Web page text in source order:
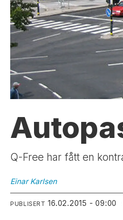
Q-Free har fått en
Einar Karlsen
PUBLISERT 16.02.2015 - 09:00